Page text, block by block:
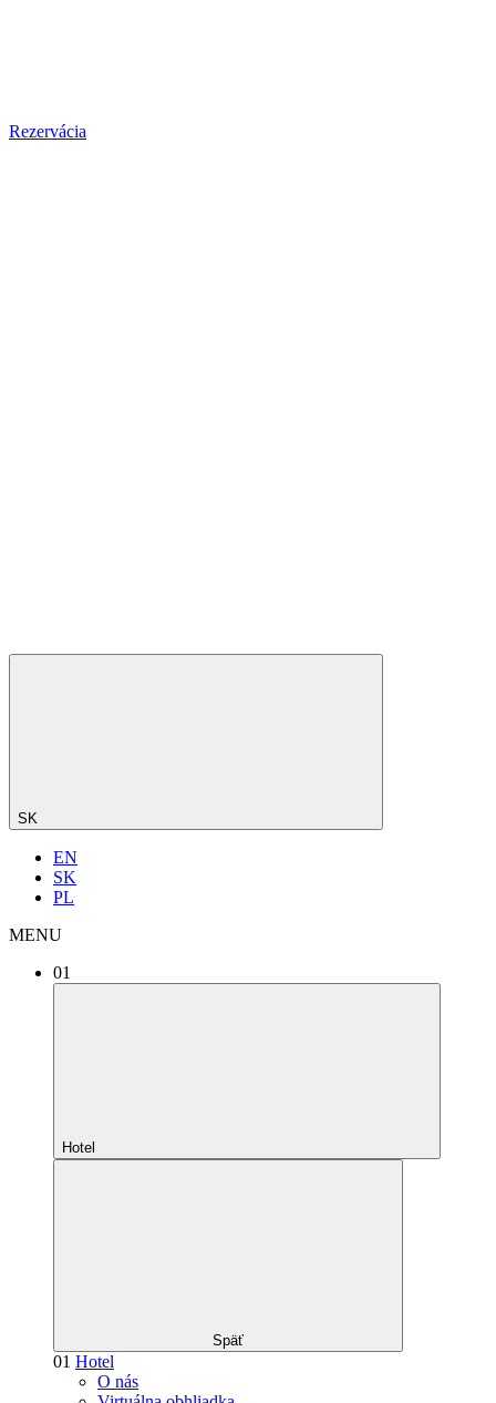
Rezervácia
SK
EN
SK
PL
MENU
01
Hotel
Späť
01 Hotel
O nás